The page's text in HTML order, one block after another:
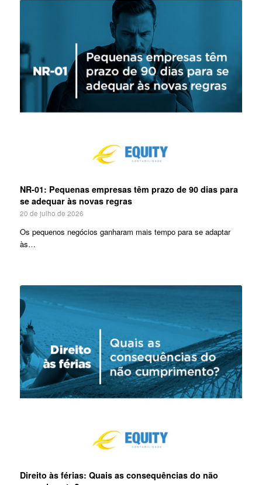
NR-01: Pequenas empresas têm prazo de 90 dias para
se adequar às novas regras
20 de julho de 2026
Os pequenos negócios ganharam mais tempo para se adaptar
às…
Direito às férias: Quais as consequências do não